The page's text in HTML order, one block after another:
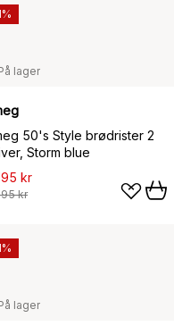
lager
50's Style brødrister 2
Storm blue
kr
kr
lager